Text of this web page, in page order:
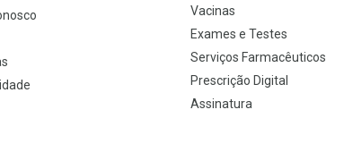
Vacinas
Exames e Testes
Serviços Farmacêuticos
Prescrição Digital
Assinatura